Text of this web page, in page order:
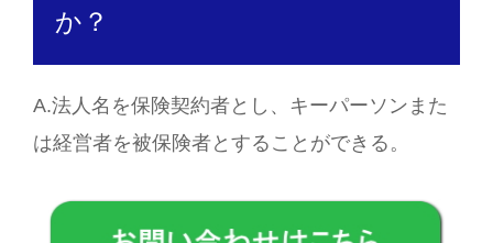
か？
A.法人名を保険契約者とし、キーパーソンまた
は経営者を被保険者とすることができる。